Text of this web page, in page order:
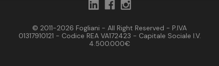
© 2011-2026 Fogliani - All Right Reserved - P.IVA
01317910121 - Codice REA VA172423 - Capitale Sociale I.V.
4.500.000€